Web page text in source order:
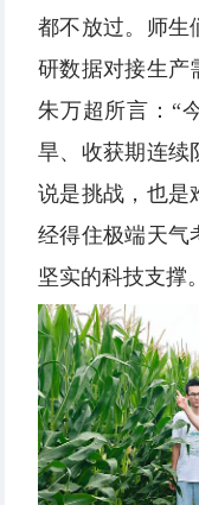
都不放过。师生
研数据对接生产
朱万超所言：“
旱、收获期连续
说是挑战，也是
经得住极端天气
坚实的科技支撑